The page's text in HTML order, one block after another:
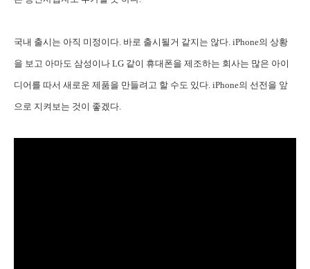
국내 출시는 아직 미정이다. 바로 출시될거 같지는 않다. iPhone의 상황
을 보고 아마도 삼성이나 LG 같이 휴대폰을 제조하는 회사는 많은 아이
디어를 따서 새로운 제품을 만들려고 할 수도 있다. iPhone의 선전을 앞
으로 지켜보는 것이 좋겠다.